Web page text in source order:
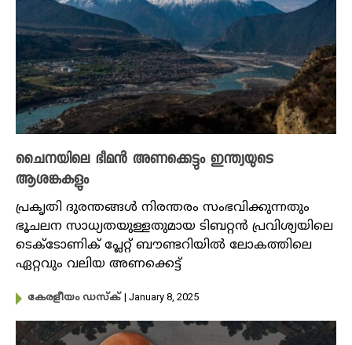
ചൈനയിലെ ഭീമൻ അണക്കെട്ടും ഇന്ത്യയുടെ
ആശങ്കകളും
പ്രകൃതി ദുരന്തങ്ങൾ നിരന്തരം സംഭവിക്കുന്നതും
ഭൂചലന സാധ്യതയുള്ളതുമായ ടിബറ്റൻ പ്രവിശ്യയിലെ
ടെക്ടോണിക് പ്ലേറ്റ് ബൗണ്ടറിയിൽ ലോകത്തിലെ
ഏറ്റവും വലിയ അണക്കെട്ട്
കേരളീയം ഡസ്ക് | January 8, 2025